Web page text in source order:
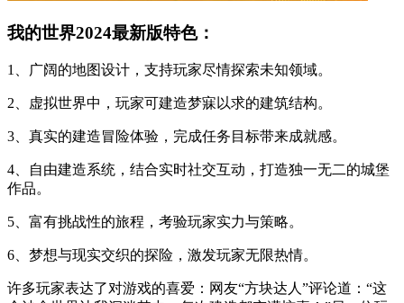
我的世界2024最新版特色：
1、广阔的地图设计，支持玩家尽情探索未知领域。
2、虚拟世界中，玩家可建造梦寐以求的建筑结构。
3、真实的建造冒险体验，完成任务目标带来成就感。
4、自由建造系统，结合实时社交互动，打造独一无二的城堡
作品。
5、富有挑战性的旅程，考验玩家实力与策略。
6、梦想与现实交织的探险，激发玩家无限热情。
许多玩家表达了对游戏的喜爱：网友“方块达人”评论道：“这